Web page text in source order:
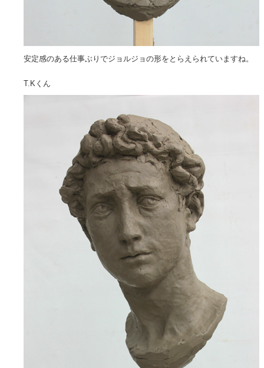
安定感のある仕事ぶりでジョルジョの形をとらえられていますね。
T.Kくん